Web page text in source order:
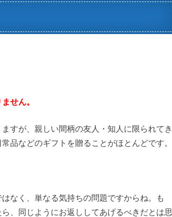
せん。
すが、親しい間柄の友人・知人に限られてき
品などのギフトを贈ることがほとんどです。
なく、単なる気持ちの問題ですからね。も
、同じようにお返ししてあげるべきだとは思